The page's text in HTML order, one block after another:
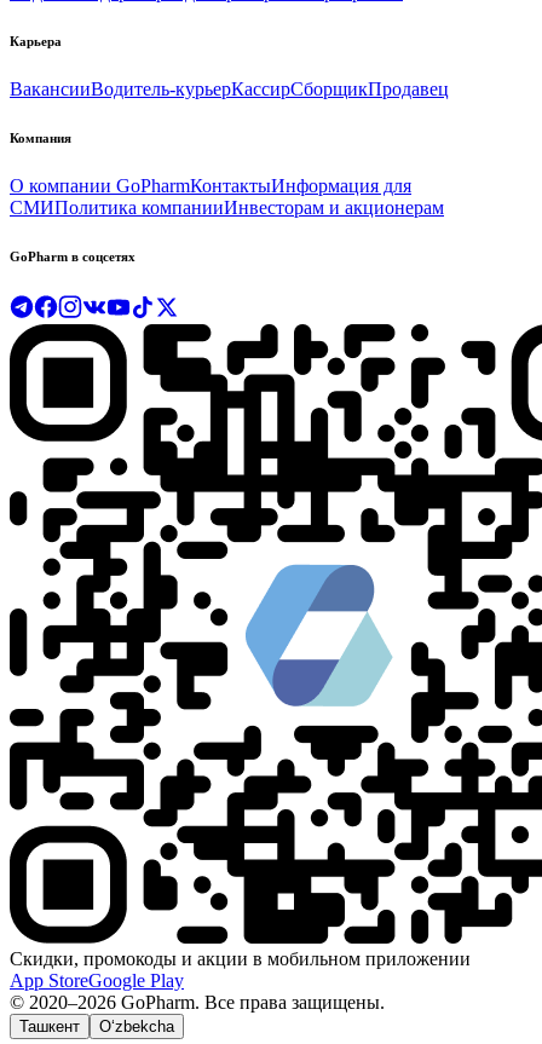
Карьера
ВакансииВодитель-курьерКассирСборщикПродавец
Компания
О компании GoPharmКонтактыИнформация для
СМИПолитика компанииИнвесторам и акционерам
GoPharm в соцсетях
Скидки, промокоды и акции в мобильном приложении
App StoreGoogle Play
© 2020–2026 GoPharm. Все права защищены.
Ташкент O‘zbekcha